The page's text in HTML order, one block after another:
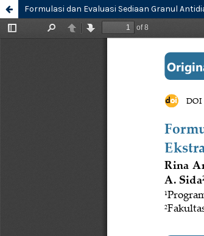
Formulasi dan Evaluasi Sediaan Granul